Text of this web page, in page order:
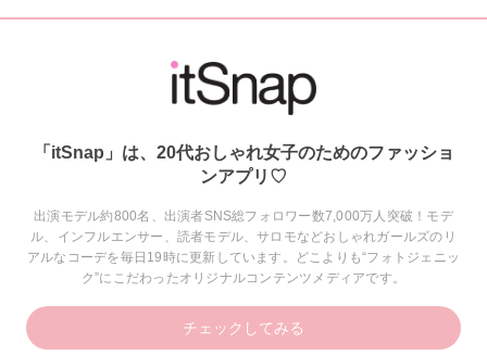
「itSnap」は、20代おしゃれ女子のためのファッショ
ンアプリ♡
出演モデル約800名、出演者SNS総フォロワー数7,000万人突破！モデ
ル、インフルエンサー、読者モデル、サロモなどおしゃれガールズのリ
アルなコーデを毎日19時に更新しています。どこよりも“フォトジェニッ
ク”にこだわったオリジナルコンテンツメディアです。
チェックしてみる